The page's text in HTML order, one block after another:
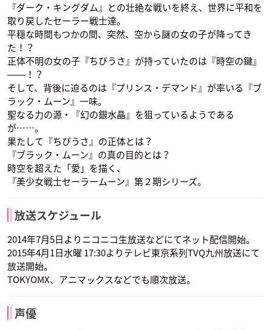
ファラオ90
声優：土師孝也 声優：長久友紀 声優：たかはし智秋
ビリユイ
声優：本泉莉奈 声優：大空直美 声優：庄司宇芽香
『ダーク・キングダム』との壮絶な戦いを終え、世界に平和を
取り戻したセーラー戦士達­。
平穏な時間もつかの間、突然、空から謎の女の子が降ってき
た！？
正体不明の女の子『ちびうさ』が持っていたのは『時空の鍵』
――！？
そして、背後に迫るのは『プリンス・デマンド』が率いる『ブ
ラック・ムーン』一味。
聖なる力の源・『幻の銀水晶』を狙っているようである
が……。
果たして『ちびうさ』の正体とは？
『ブラック・ムーン』の真の目的とは？
時空を超えた「愛」を描く、
『美少女戦士セーラームーン』第２期シリーズ。
放送スケジュール
2014年7月5日よりニコニコ生放送などにてネット配信開始。
2015年4月1日水曜 17:30よりテレビ東京系列TVQ九州放送にて
放送開始。
TOKYOMX、アニマックスなどでも順次放送。
声優